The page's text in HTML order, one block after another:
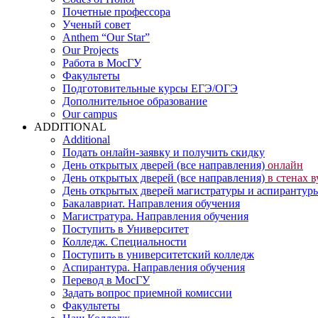
Почетные профессора
Ученый совет
Anthem “Our Star”
Our Projects
Работа в МосГУ
Факультеты
Подготовительные курсы ЕГЭ/ОГЭ
Дополнительное образование
Our campus
ADDITIONAL
Additional
Подать онлайн-заявку и получить скидку
День открытых дверей (все направления) онлайн
День открытых дверей (все направления) в стенах
День открытых дверей магистратуры и
Бакалавриат. Направления обучения
Магистратура. Направления обучения
Поступить в Университет
Колледж. Специальности
Поступить в университетский колледж
Аспирантура. Направления обучения
Перевод в МосГУ
Задать вопрос приемной комиссии
Факультеты